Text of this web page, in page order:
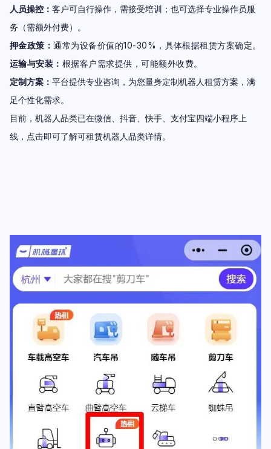
人员操控： 客户可自行操作，需接受培训；也可选择专业操作员服
务（需额外付费）。
押金政策：通常为设备价值的10-30%，具体根据租赁方案确定。
运输与安装： 根据客户需求提供，可能额外收费。
定制方案： 平台提供专业咨询，为您量身定制机器人租赁方案，满
足个性化需求。
目前，机器人品类已在微信、抖音、快手、支付宝四端小程序上
线，点击即可了解可租赁机器人品类详情。